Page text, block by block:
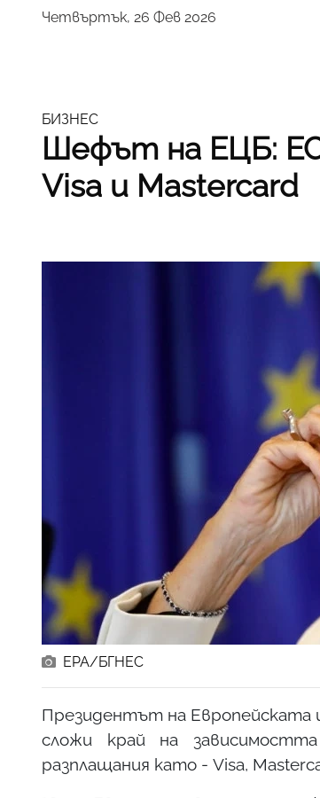
Четвъртък, 26 Фев 2026
БИЗНЕС
Шефът на ЕЦБ:
Visa и Mastercard
ЕРА/БГНЕС
Президентът на Европейската
сложи край на
разплащания като - Visa,